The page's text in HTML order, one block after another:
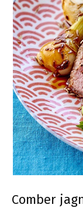
Comber